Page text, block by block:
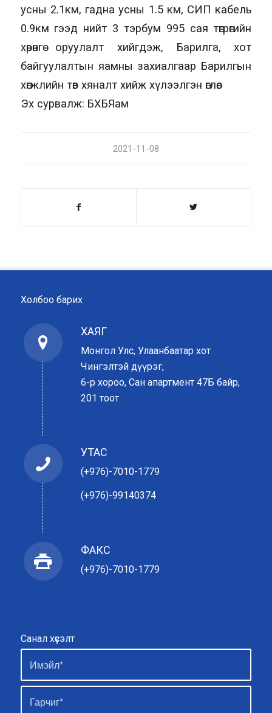
усны 2.1км, гадна усны 1.5 км, СИП кабель
0.9км гээд нийт 3 тэрбум 995 сая төгрөгийн
хөрөнгө оруулалт хийгдэж, Барилга, хот
байгуулалтын яамны захиалгаар Барилгын
хөгжлийн төв хяналт хийж хүлээлгэн өглөө.
Эх сурвалж: БХБЯам
2021-11-08
Холбоо барих
ХАЯГ
Монгол Улс, Улаанбаатар хот
Чингэлтэй дүүрэг,
6-р хороо, Сан апартмент 47Б байр,
201 тоот
УТАС
(+976)-7010-1779
(+976)-99140374
ФАКС
(+976)-7010-1779
Санал хүсэлт